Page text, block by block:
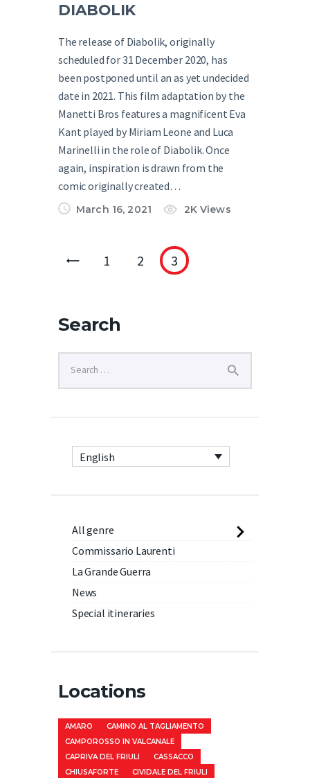
DIABOLIK
The release of Diabolik, originally
scheduled for 31 December 2020, has
been postponed until an as yet undecided
date in 2021. This film adaptation by the
Manetti Bros features a magnificent Eva
Kant played by Miriam Leone and Luca
Marinelli in the role of Diabolik. Once
again, inspiration is drawn from the
comic originally created…
March 16, 2021 2K Views
< 1 2 3
Search
English
All genre
Commissario Laurenti
La Grande Guerra
News
Special itineraries
Locations
AMARO
CAMINO AL TAGLIAMENTO
CAMPOROSSO IN VALCANALE
CAPRIVA DEL FRIULI
CASSACCO
CHIUSAFORTE
CIVIDALE DEL FRIULI